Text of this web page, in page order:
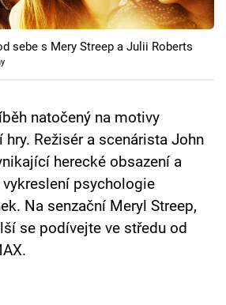
sebe s Mery Streep a Julii Roberts
natočený na motivy
Režisér a scenárista John
herecké obsazení a
vykreslení psychologie
Na senzační Meryl Streep,
se podívejte ve středu od